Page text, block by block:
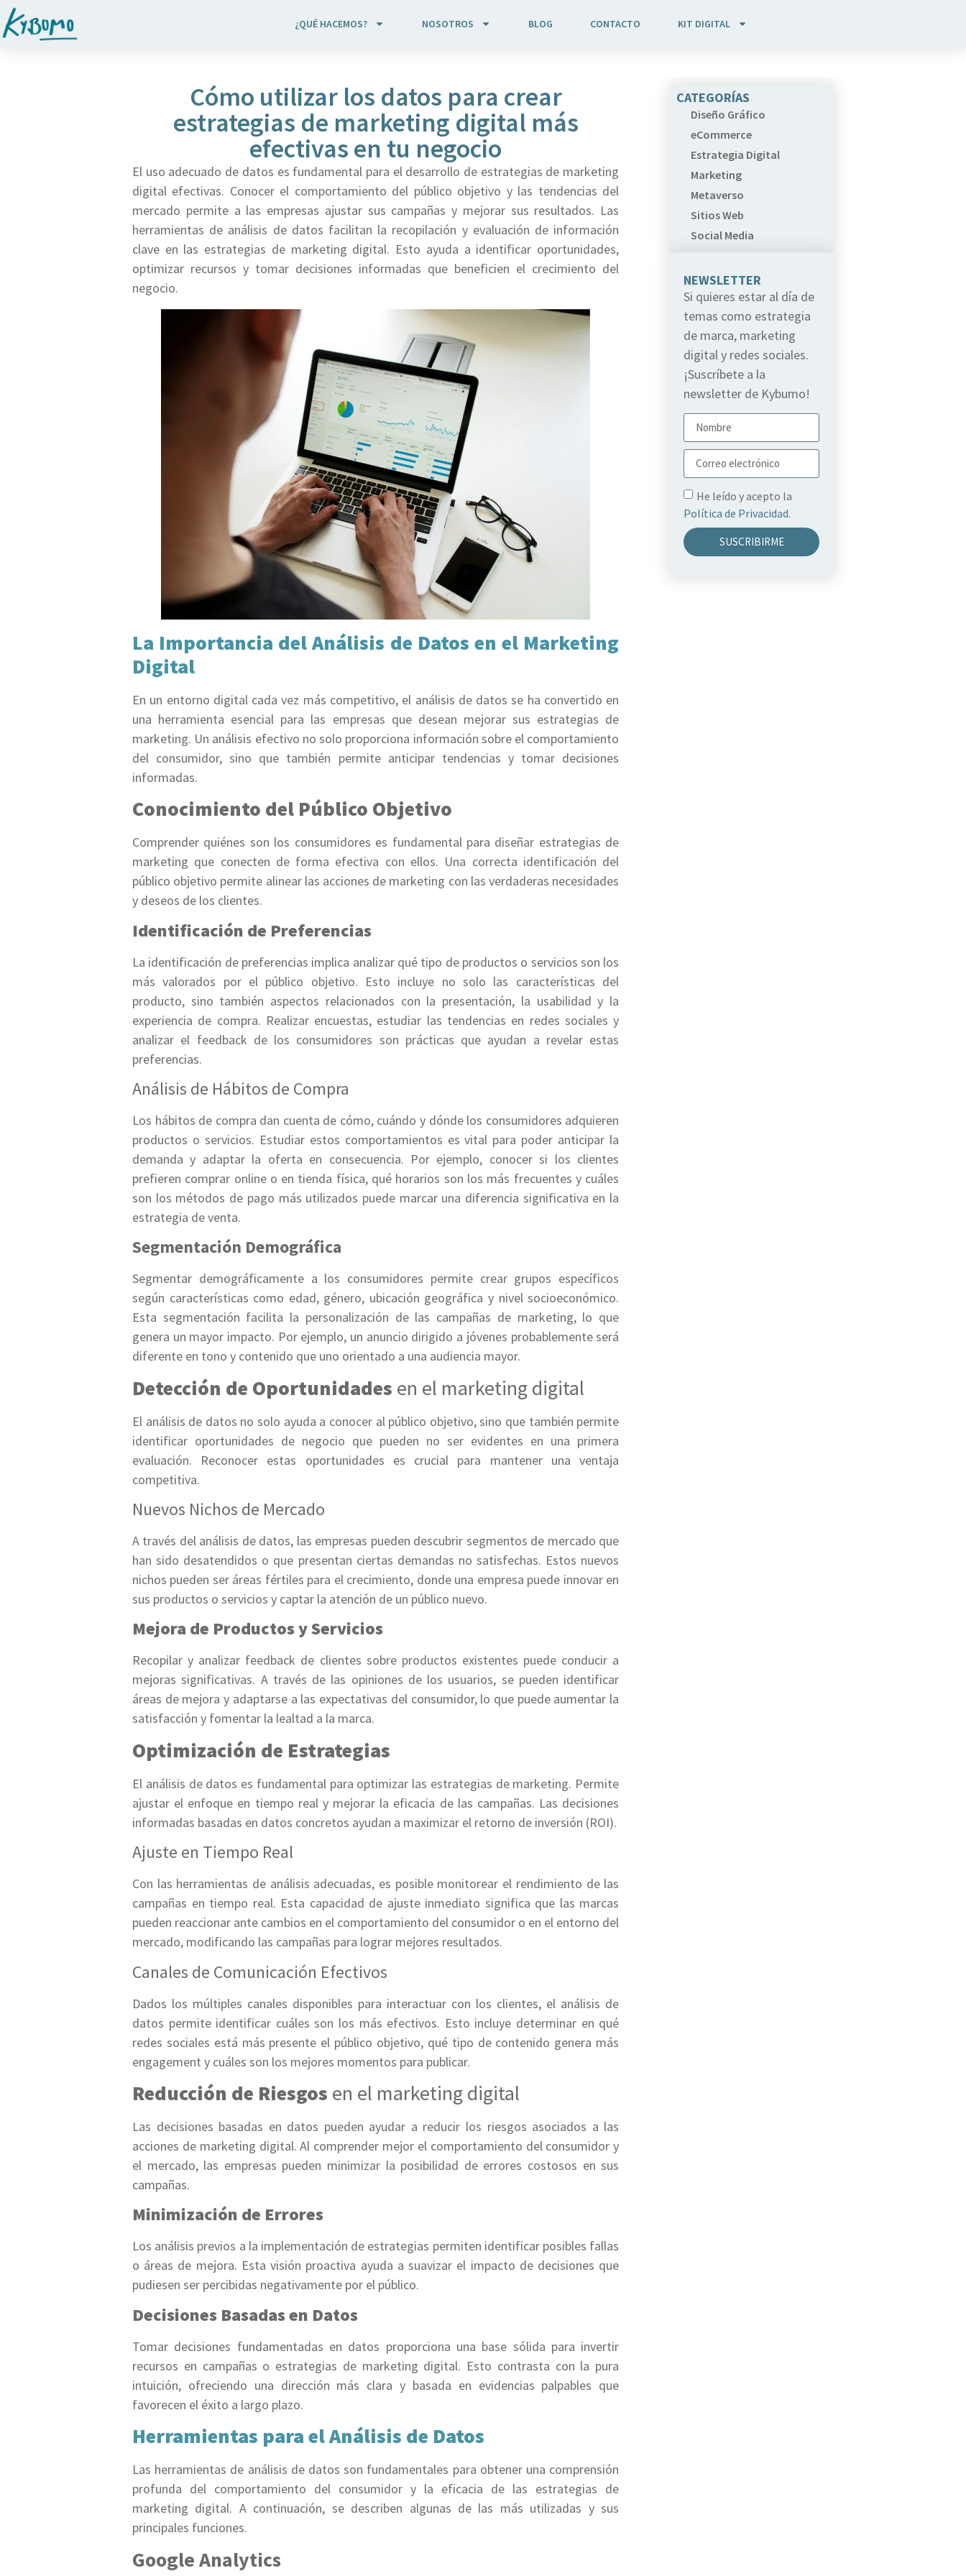
¿QUÉ HACEMOS? NOSOTROS BLOG CONTACTO KIT DIGITAL
Cómo utilizar los datos para crear
estrategias de marketing digital más
efectivas en tu negocio
El uso adecuado de datos es fundamental para el desarrollo de estrategias de marketing
digital efectivas. Conocer el comportamiento del público objetivo y las tendencias del
mercado permite a las empresas ajustar sus campañas y mejorar sus resultados. Las
herramientas de análisis de datos facilitan la recopilación y evaluación de información
clave en las estrategias de marketing digital. Esto ayuda a identificar oportunidades,
optimizar recursos y tomar decisiones informadas que beneficien el crecimiento del
negocio.
La Importancia del Análisis de Datos en el Marketing
Digital
En un entorno digital cada vez más competitivo, el análisis de datos se ha convertido en
una herramienta esencial para las empresas que desean mejorar sus estrategias de
marketing. Un análisis efectivo no solo proporciona información sobre el comportamiento
del consumidor, sino que también permite anticipar tendencias y tomar decisiones
informadas.
Conocimiento del Público Objetivo
Comprender quiénes son los consumidores es fundamental para diseñar estrategias de
marketing que conecten de forma efectiva con ellos. Una correcta identificación del
público objetivo permite alinear las acciones de marketing con las verdaderas necesidades
y deseos de los clientes.
Identificación de Preferencias
La identificación de preferencias implica analizar qué tipo de productos o servicios son los
más valorados por el público objetivo. Esto incluye no solo las características del
producto, sino también aspectos relacionados con la presentación, la usabilidad y la
experiencia de compra. Realizar encuestas, estudiar las tendencias en redes sociales y
analizar el feedback de los consumidores son prácticas que ayudan a revelar estas
preferencias.
Análisis de Hábitos de Compra
Los hábitos de compra dan cuenta de cómo, cuándo y dónde los consumidores adquieren
productos o servicios. Estudiar estos comportamientos es vital para poder anticipar la
demanda y adaptar la oferta en consecuencia. Por ejemplo, conocer si los clientes
prefieren comprar online o en tienda física, qué horarios son los más frecuentes y cuáles
son los métodos de pago más utilizados puede marcar una diferencia significativa en la
estrategia de venta.
Segmentación Demográfica
Segmentar demográficamente a los consumidores permite crear grupos específicos
según características como edad, género, ubicación geográfica y nivel socioeconómico.
Esta segmentación facilita la personalización de las campañas de marketing, lo que
genera un mayor impacto. Por ejemplo, un anuncio dirigido a jóvenes probablemente será
diferente en tono y contenido que uno orientado a una audiencia mayor.
Detección de Oportunidades en el marketing digital
El análisis de datos no solo ayuda a conocer al público objetivo, sino que también permite
identificar oportunidades de negocio que pueden no ser evidentes en una primera
evaluación. Reconocer estas oportunidades es crucial para mantener una ventaja
competitiva.
Nuevos Nichos de Mercado
A través del análisis de datos, las empresas pueden descubrir segmentos de mercado que
han sido desatendidos o que presentan ciertas demandas no satisfechas. Estos nuevos
nichos pueden ser áreas fértiles para el crecimiento, donde una empresa puede innovar en
sus productos o servicios y captar la atención de un público nuevo.
Mejora de Productos y Servicios
Recopilar y analizar feedback de clientes sobre productos existentes puede conducir a
mejoras significativas. A través de las opiniones de los usuarios, se pueden identificar
áreas de mejora y adaptarse a las expectativas del consumidor, lo que puede aumentar la
satisfacción y fomentar la lealtad a la marca.
Optimización de Estrategias
El análisis de datos es fundamental para optimizar las estrategias de marketing. Permite
ajustar el enfoque en tiempo real y mejorar la eficacia de las campañas. Las decisiones
informadas basadas en datos concretos ayudan a maximizar el retorno de inversión (ROI).
Ajuste en Tiempo Real
Con las herramientas de análisis adecuadas, es posible monitorear el rendimiento de las
campañas en tiempo real. Esta capacidad de ajuste inmediato significa que las marcas
pueden reaccionar ante cambios en el comportamiento del consumidor o en el entorno del
mercado, modificando las campañas para lograr mejores resultados.
Canales de Comunicación Efectivos
Dados los múltiples canales disponibles para interactuar con los clientes, el análisis de
datos permite identificar cuáles son los más efectivos. Esto incluye determinar en qué
redes sociales está más presente el público objetivo, qué tipo de contenido genera más
engagement y cuáles son los mejores momentos para publicar.
Reducción de Riesgos en el marketing digital
Las decisiones basadas en datos pueden ayudar a reducir los riesgos asociados a las
acciones de marketing digital. Al comprender mejor el comportamiento del consumidor y
el mercado, las empresas pueden minimizar la posibilidad de errores costosos en sus
campañas.
Minimización de Errores
Los análisis previos a la implementación de estrategias permiten identificar posibles fallas
o áreas de mejora. Esta visión proactiva ayuda a suavizar el impacto de decisiones que
pudiesen ser percibidas negativamente por el público.
Decisiones Basadas en Datos
Tomar decisiones fundamentadas en datos proporciona una base sólida para invertir
recursos en campañas o estrategias de marketing digital. Esto contrasta con la pura
intuición, ofreciendo una dirección más clara y basada en evidencias palpables que
favorecen el éxito a largo plazo.
Herramientas para el Análisis de Datos
Las herramientas de análisis de datos son fundamentales para obtener una comprensión
profunda del comportamiento del consumidor y la eficacia de las estrategias de
marketing digital. A continuación, se describen algunas de las más utilizadas y sus
principales funciones.
Google Analytics
CATEGORÍAS
Diseño Gráfico
eCommerce
Estrategia Digital
Marketing
Metaverso
Sitios Web
Social Media
NEWSLETTER
Si quieres estar al día de
temas como estrategia
de marca, marketing
digital y redes sociales.
¡Suscríbete a la
newsletter de Kybumo!
He leído y acepto la
Política de Privacidad.
SUSCRIBIRME